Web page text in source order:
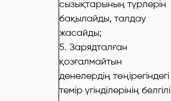
сызықтарының түрлерін
бақылайды, талдау
жасайды;
5. Зарядталған
қозғалмайтын
денелердің төңірегіндегі
темір үгінділерінің белгілі